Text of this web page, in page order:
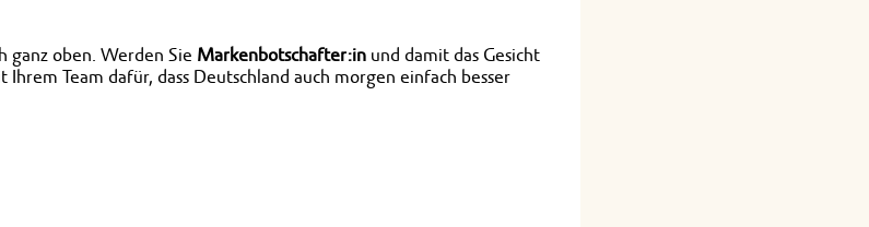
ganz oben. Werden Sie Markenbotschafter:in und damit das Gesicht
Team dafür, dass Deutschland auch morgen einfach besser